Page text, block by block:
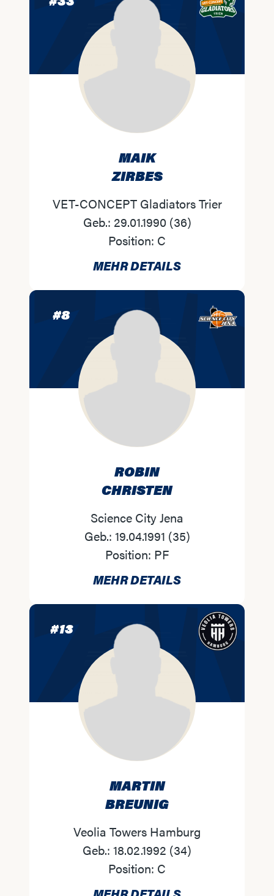
MAIK
ZIRBES
VET-CONCEPT Gladiators Trier
Geb.: 29.01.1990(36)
Position: C
MEHR DETAILS
#8
ROBIN
CHRISTEN
Science City Jena
Geb.: 19.04.1991 (35)
Position: PF
MEHR DETAILS
#13
MARTIN
BREUNIG
Veolia Towers Hamburg
Geb.: 18.02.1992 (34)
Position: C